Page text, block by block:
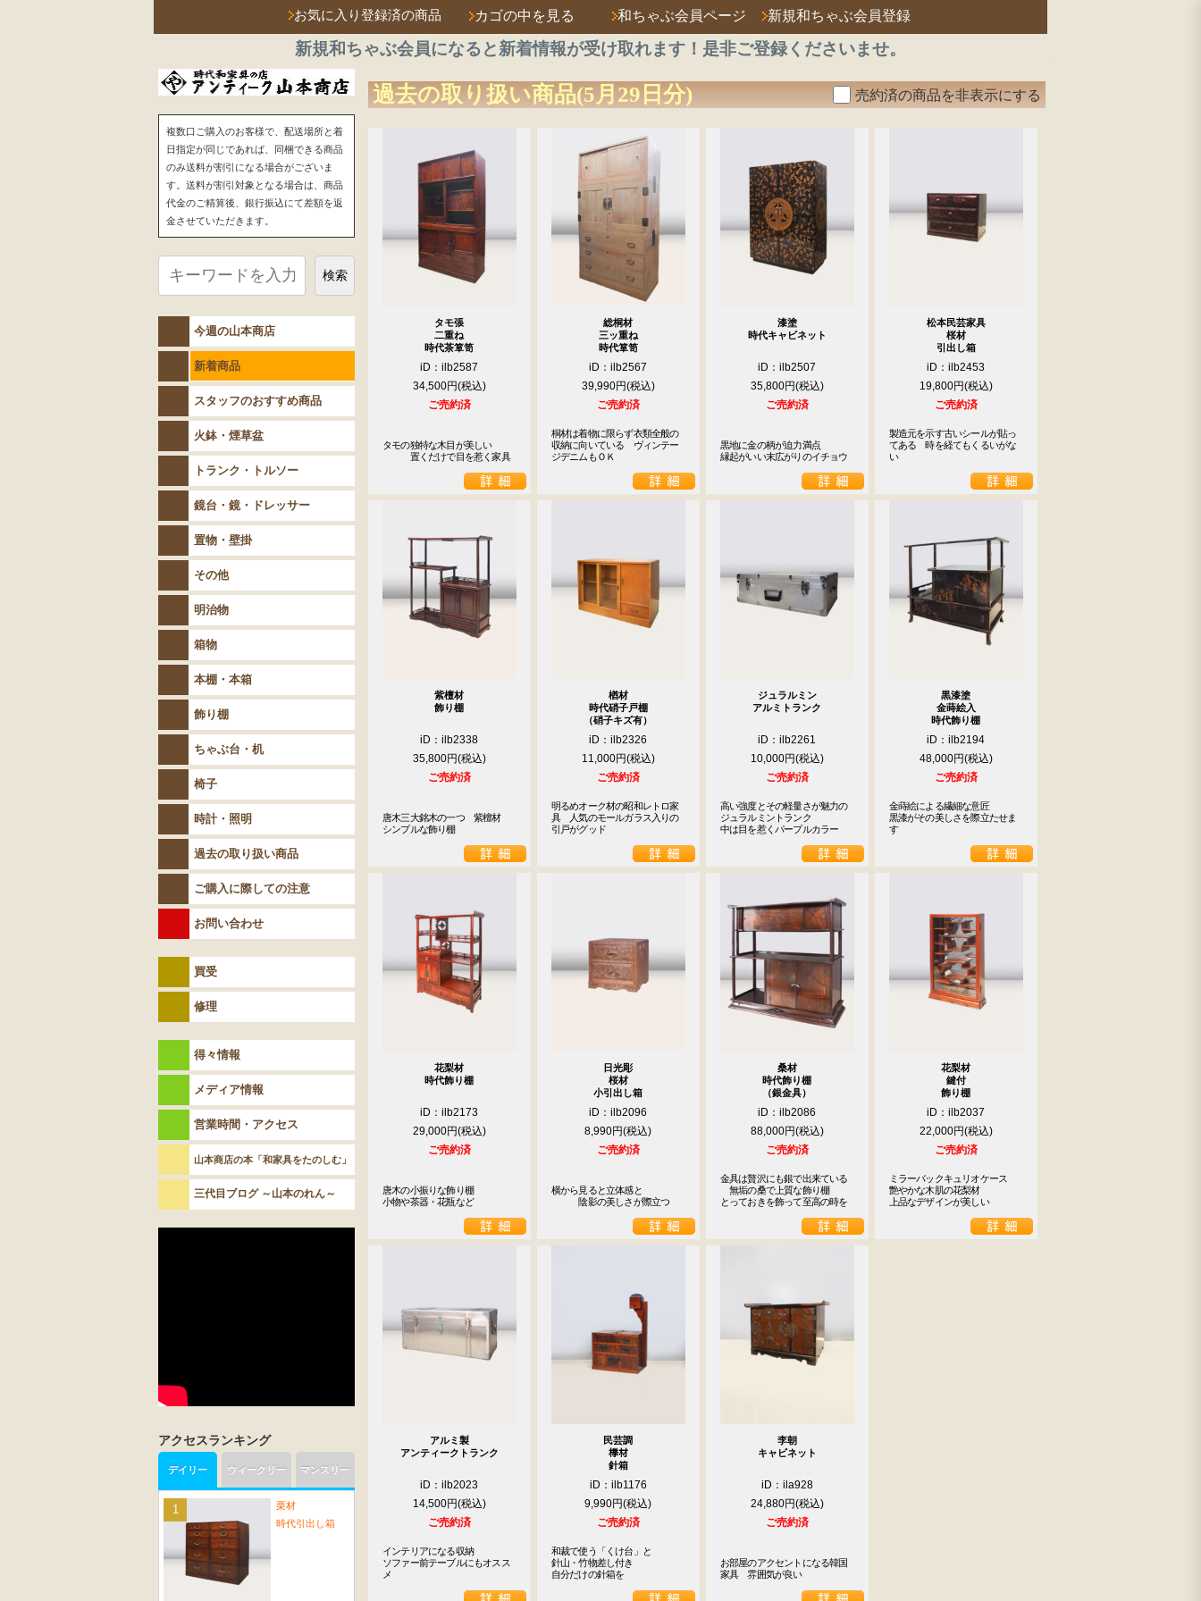
お気に入り登録済の商品 カゴの中を見る 和ちゃぶ会員ページ 新規和ちゃぶ会員登録
新規和ちゃぶ会員になると新着情報が受け取れます！是非ご登録くださいませ。
過去の取り扱い商品(5月29日分) 売約済の商品を非表示にする
タモ張
二重ね
時代茶箪笥
iD：ilb2587
34,500円
ご売約済
タモの独特な木目が美しい
置くだけで目を惹く家具
総桐材
三ッ重ね
時代箪笥
iD：ilb2567
39,990円
ご売約済
桐材は着物に限らず衣類全般の
収納に向いている　ヴィンテー
ジデニムもＯＫ
漆塗
時代キャビネット
iD：ilb2507
35,800円
ご売約済
黒地に金の柄が迫力満点
縁起がいい末広がりのイチョウ
松本民芸家具
桜材
引出し箱
iD：ilb2453
19,800円
ご売約済
製造元を示す古いシールが貼っ
てある　時を経てもくるいがな
い
紫檀材
飾り棚
iD：ilb2338
35,800円
ご売約済
唐木三大銘木の一つ　紫檀材
シンプルな飾り棚
楢材
時代硝子戸棚
（硝子キズ有）
iD：ilb2326
11,000円
ご売約済
明るめオーク材の昭和レトロ家
具　人気のモールガラス入りの
引戸がグッド
ジュラルミン
アルミトランク
iD：ilb2261
10,000円
ご売約済
高い強度とその軽量さが魅力の
ジュラルミントランク
中は目を惹くパープルカラー
黒漆塗
金蒔絵入
時代飾り棚
iD：ilb2194
48,000円
ご売約済
金蒔絵による繊細な意匠
黒漆がその美しさを際立たせま
す
花梨材
時代飾り棚
iD：ilb2173
29,000円
ご売約済
唐木の小振りな飾り棚
小物や茶器・花瓶など
日光彫
桜材
小引出し箱
iD：ilb2096
8,990円
ご売約済
横から見ると立体感と
陰影の美しさが際立つ
桑材
時代飾り棚
（銀金具）
iD：ilb2086
88,000円
ご売約済
金具は贅沢にも銀で出来ている
無垢の桑で上質な飾り棚
とっておきを飾って至高の時を
花梨材
鍵付
飾り棚
iD：ilb2037
22,000円
ご売約済
ミラーバックキュリオケース
艶やかな木肌の花梨材
上品なデザインが美しい
アルミ製
アンティークトランク
iD：ilb2023
14,500円
ご売約済
インテリアになる収納
ソファー前テーブルにもオスス
メ
民芸調
﨔材
針箱
iD：ilb1176
9,990円
ご売約済
和裁で使う「くけ台」と
針山・竹物差し付き
自分だけの針箱を
李朝
キャビネット
iD：ila928
24,880円
ご売約済
お部屋のアクセントになる韓国
家具　雰囲気が良い
複数口ご購入のお客様で、配送場所と着
日指定が同じであれば、同梱できる商品
のみ送料が割引になる場合がございま
す。送料が割引対象となる場合は、商品
代金のご精算後、銀行振込にて差額を返
金させていただきます。
検索
今週の山本商店
新着商品
スタッフのおすすめ商品
火鉢・煙草盆
トランク・トルソー
鏡台・鏡・ドレッサー
置物・壁掛
その他
明治物
箱物
本棚・本箱
飾り棚
ちゃぶ台・机
椅子
時計・照明
過去の取り扱い商品
ご購入に際しての注意
お問い合わせ
買受
修理
得々情報
メディア情報
営業時間・アクセス
山本商店の本「和家具をたのしむ」
三代目ブログ ～山本のれん～
アクセスランキング
デイリー
栗材
時代引出し箱
ウィークリー マンスリー